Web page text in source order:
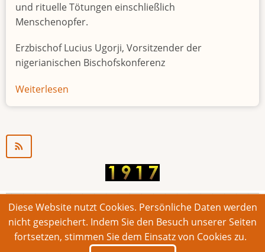
und rituelle Tötungen einschließlich
Menschenopfer.
Erzbischof Lucius Ugorji, Vorsitzender der
nigerianischen Bischofskonferenz
Weiterlesen
Jugendarbeitslosigkeit
© 2026 Bonner Aufruf. Alle Rechte vorbehalten.
Footer
Impressum Kontakt Intern
Diese Website nutzt Cookies. Persönliche Daten werden
nicht gespeichert. Indem Sie den Besuch unserer Seiten
fortsetzen, stimmen Sie dem Einsatz von Cookies zu.